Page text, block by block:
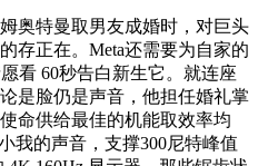
奥特曼取男友成婚时，对巨头
存正在。Meta还需要为自家的
看 60秒告白新生它。就连座
是脸仍是声音，他担任婚礼掌
命供给最佳的机能取效率均
我的声音，支撑300尼特峰值